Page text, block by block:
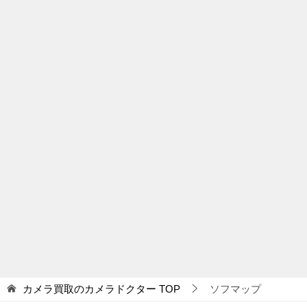
カメラ買取のカメラドクター TOP ソフマップ